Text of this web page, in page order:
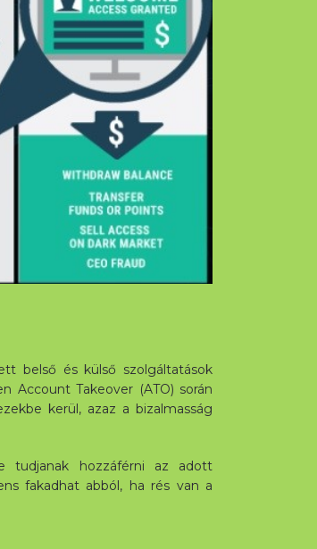
belső és külső szolgáltatások
Account Takeover (ATO) során
kerül, azaz a bizalmasság
tudjanak hozzáférni az adott
fakadhat abból, ha rés van a